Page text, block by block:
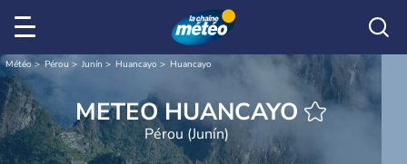
Météo Pérou Junín Huancayo Huancayo
METEO HUANCAYO
Pérou (Junín)